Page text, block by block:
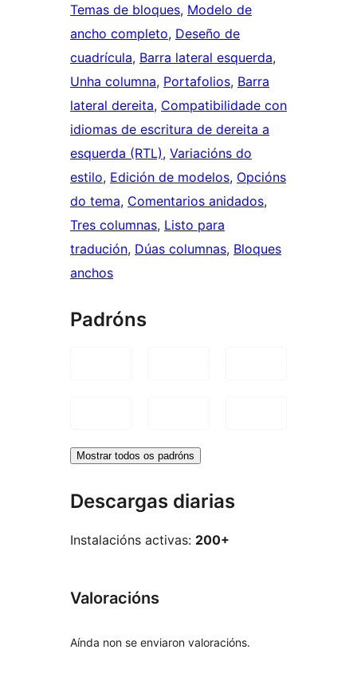
Temas de bloques, Modelo de
ancho completo, Deseño de
cuadrícula, Barra lateral esquerda
Unha columna, Portafolios, Barra
lateral dereita, Compatibilidade con
idiomas de escritura de dereita a
esquerda (RTL), Variacións do
estilo, Edición de modelos, Opcións
do tema, Comentarios anidados
Tres columnas, Listo para
tradución, Dúas columnas, Bloques
anchos
Padróns
Mostrar todos os padróns
Descargas diarias
Instalacións activas: 200+
Valoracións
Aínda non se enviaron valoracións.